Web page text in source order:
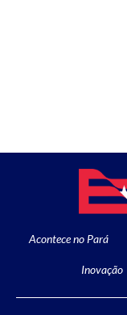
Acontece no Pará
Inovação